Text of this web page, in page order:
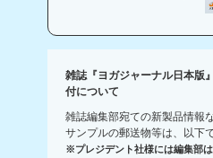
雑誌『ヨガジャーナル日本版
付について
雑誌編集部宛ての新製品情報
サンプルの郵送物等は、以下
※プレジデント社様には編集部